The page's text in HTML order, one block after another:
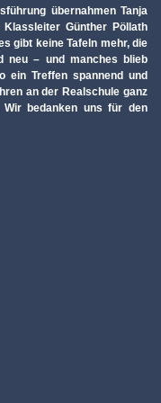
übernahmen Tanja
Günther Pöllath
gibt keine Tafeln mehr, die
neu – und manches blieb
Treffen spannend und
an der Realschule ganz
Wir bedanken uns für den